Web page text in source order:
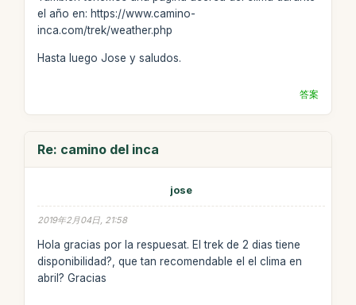
el año en: https://www.camino-
inca.com/trek/weather.php
Hasta luego Jose y saludos.
答案
Re: camino del inca
jose
2019年2月04日, 21:58
Hola gracias por la respuesat. El trek de 2 dias tiene
disponibilidad?, que tan recomendable el el clima en
abril? Gracias